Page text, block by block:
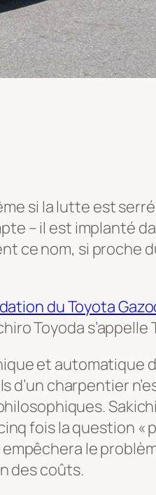
si la lutte est
– il est implanté
ce nom, si proche
du Toyota
Toyoda s’appelle
et automatique
charpentier
fois la question «
le
des coûts.